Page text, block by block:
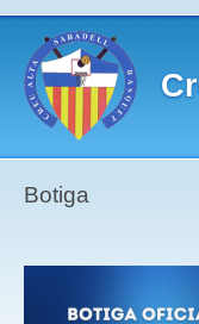
Botiga